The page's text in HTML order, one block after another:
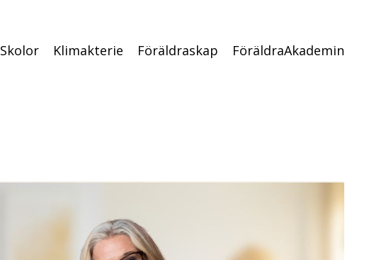
Skolor Klimakterie Föräldraskap FöräldraAkademin